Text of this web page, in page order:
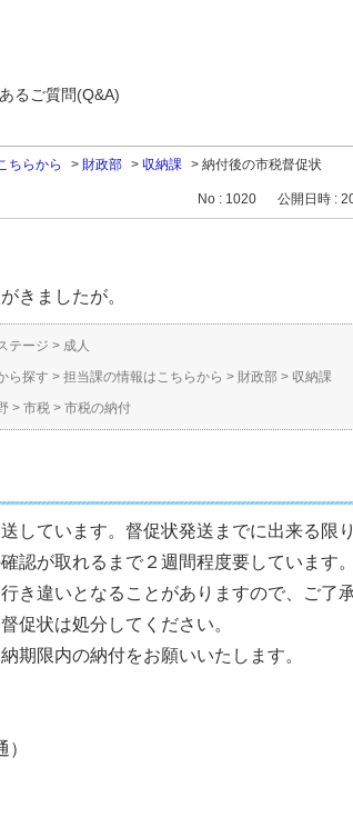
ちらから > 財政部 > 収納課 > 納付後の市税督促状
No : 1020 公開日時 :
きましたが。
テージ > 成人
ら探す > 担当課の情報はこちらから > 財政部 > 収納課
> 市税 > 市税の納付
しています。督促状発送までに出来る限
認が取れるまで２週間程度要しています。
き違いとなることがありますので、ご了承
促状は処分してください。
期限内の納付をお願いいたします。